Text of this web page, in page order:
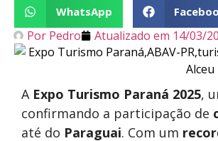
WhatsApp
Por Pedro Atualizado em 14/03/
A Expo Turismo Paraná 2025,
confirmando a participação de
até do Paraguai. Com um